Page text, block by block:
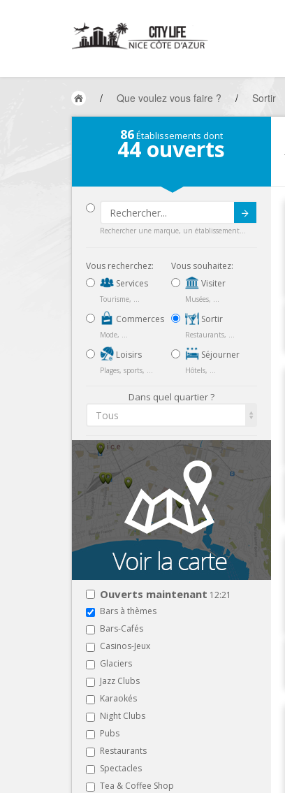
/ Que voulez vous faire ? / Sortir
86Établissements dont
44 ouverts
Rechercher une marque, un établissement...
Vous recherchez:
Services
Tourisme, ...
Commerces
Mode, ...
Loisirs
Plages, sports, ...
Vous souhaitez:
Visiter
Musées, ...
Sortir
Restaurants, ...
Séjourner
Hôtels, ...
Dans quel quartier ?
Tous
Ouverts maintenant 12:21
Bars à thèmes
Bars-Cafés
Casinos-Jeux
Glaciers
Jazz Clubs
Karaokés
Night Clubs
Pubs
Restaurants
Spectacles
Tea & Coffee Shop